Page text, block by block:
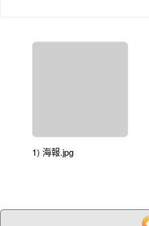
1) 海報.jpg